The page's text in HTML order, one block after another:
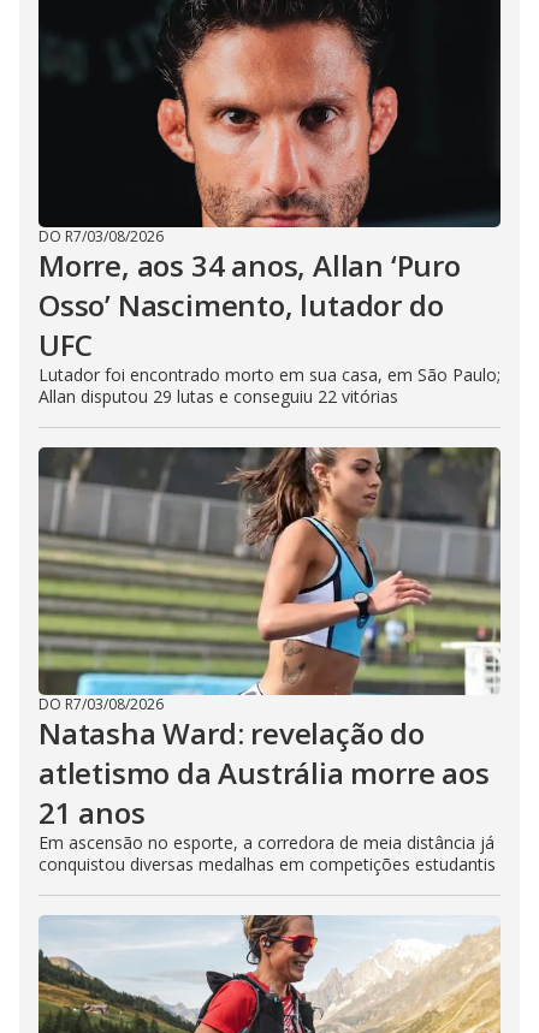
DO R7/03/08/2026
Morre, aos 34 anos, Allan ‘Puro
Osso’ Nascimento, lutador do
UFC
Lutador foi encontrado morto em sua casa, em São Paulo;
Allan disputou 29 lutas e conseguiu 22 vitórias
DO R7/03/08/2026
Natasha Ward: revelação do
atletismo da Austrália morre aos
21 anos
Em ascensão no esporte, a corredora de meia distância já
conquistou diversas medalhas em competições estudantis